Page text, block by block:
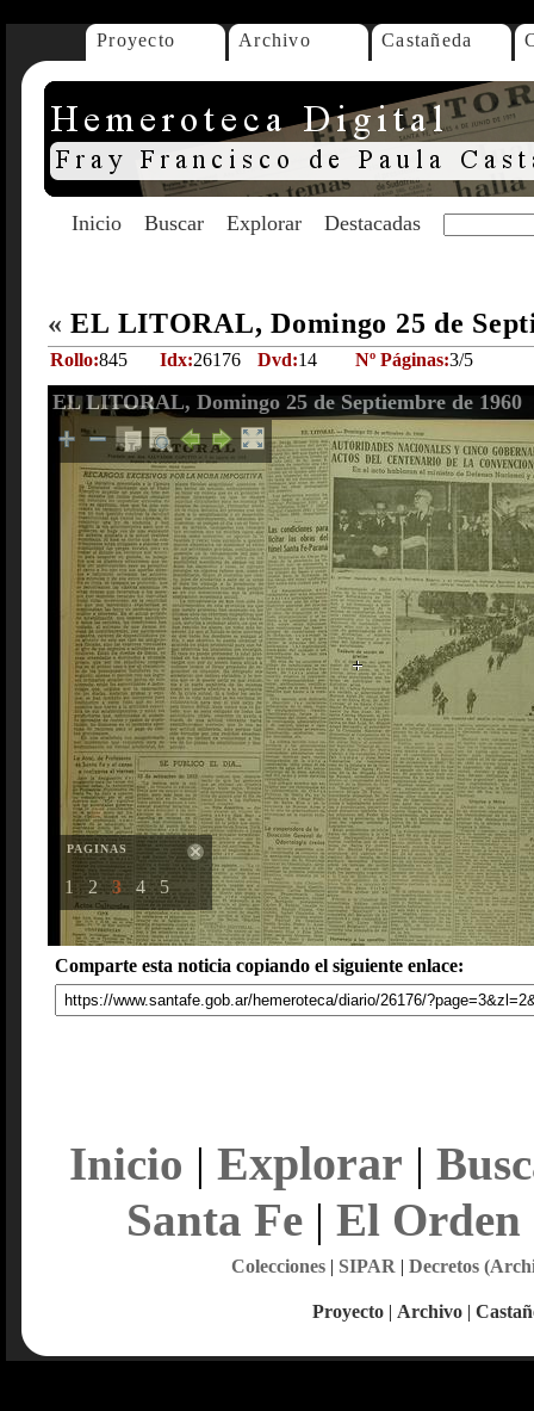
Proyecto Archivo Castañeda
Inicio Buscar Explorar Destacadas
« EL LITORAL, Domingo 25 de
Rollo:845 Idx:26176 Dvd:14 Nº Páginas:3/5
EL LITORAL, Domingo 25 de Septiembre de 1960
PAGINAS
1 2 3 4 5
Comparte esta noticia copiando el siguiente enlace:
Inicio | Explorar |
Santa Fe| El Orden
Colecciones| SIPAR | Decretos
Proyecto | Archivo |